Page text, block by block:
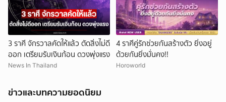
3 ราศี จักรวาลคัดให้แล้ว ตัดสิ่งไม่ดี
ออก เตรียมรับเงินก้อน ดวงพุ่งแรง
News In Thailand
4 ราศีคู่รักช่วยกันสร้างตัว ยิ่งอยู่
ด้วยกันยิ่งมั่นคง!!
Horoworld
ข่าวและบทความยอดนิยม